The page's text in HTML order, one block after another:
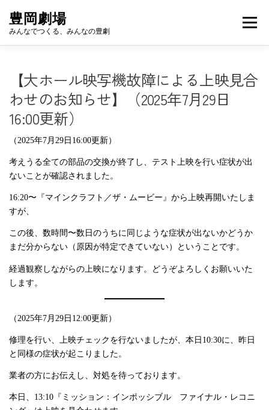
ン
豊岡劇場
みんなでつくる、みんなの豊劇
メニュ
豊岡劇場をかりる
豊岡劇場を応援する
【大ホール映写機故障による上映見合
わせのお知らせ】（2025年7月29日
16:00更新）
（2025年7月29日16:00更新）
考えうる全ての部品の交換が終了し、テスト上映を行い症状が出
ないことが確認されました。
16:20〜『マインクラフト／ザ・ムービー』から上映再開いたしま
すが、
この後、数時間〜数日のうちに同じような症状が出ないかどうか
まだ分からない（原因が特定できていない）ということです。
経過観察しながらの上映になります。どうぞよろしくお願いいた
します。
（2025年7月29日12:00更新）
修理を行い、上映チェックを行ないましたが、本日10:30に、昨日
と同様の症状が起こりました。
業者の方にお伝えし、対処を待っております。
本日、13:10『ミッション：インポッシブル ファイナル・レコニ